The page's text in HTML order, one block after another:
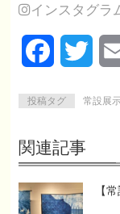
インスタグラ
Facebook
投稿タグ 常設展
関連記事
【